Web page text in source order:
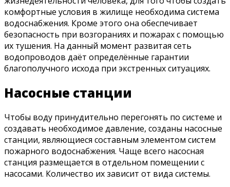
комфортные условия в жилище необходима система
водоснабжения. Кроме этого она обеспечивает
безопасность при возгораниях и пожарах с помощью
их тушения. На данный момент развитая сеть
водопроводов даёт определённые гарантии
благополучного исхода при экстренных ситуациях.
Насосные станции
Чтобы воду принудительно перегонять по системе и
создавать необходимое давление, созданы насосные
станции, являющиеся составным элементом систем
пожарного водоснабжения. Чаще всего насосная
станция размещается в отдельном помещении с
насосами. Количество их зависит от вида системы.